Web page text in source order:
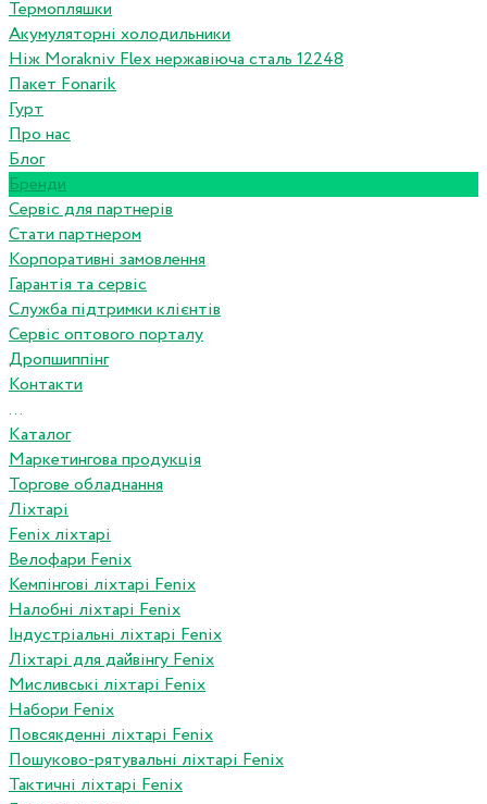
Термопляшки
Акумуляторні холодильники
Ніж Morakniv Flex нержавіюча сталь 12248
Пакет Fonarik
Гурт
Про нас
Блог
Бренди
Сервіс для партнерів
Стати партнером
Корпоративні замовлення
Гарантія та сервіс
Служба підтримки клієнтів
Сервіс оптового порталу
Дропшиппінг
Контакти
...
Каталог
Маркетингова продукція
Торгове обладнання
Ліхтарі
Fenix ліхтарі
Велофари Fenix
Кемпінгові ліхтарі Fenix
Налобні ліхтарі Fenix
Індустріальні ліхтарі Fenix
Ліхтарі для дайвінгу Fenix
Мисливські ліхтарі Fenix
Набори Fenix
Повсякденні ліхтарі Fenix
Пошуково-рятувальні ліхтарі Fenix
Тактичні ліхтарі Fenix